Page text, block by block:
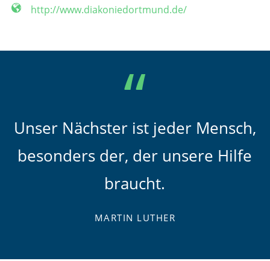
http://www.diakoniedortmund.de/
Unser Nächster ist jeder Mensch,
besonders der, der unsere Hilfe
braucht.
MARTIN LUTHER